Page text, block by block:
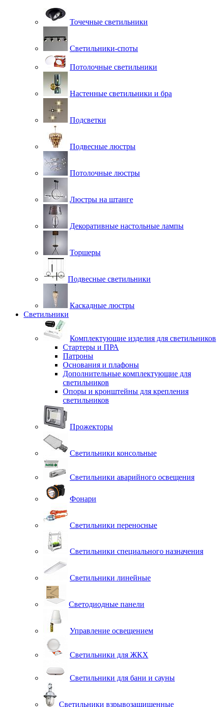
Точечные светильники
Светильники-споты
Потолочные светильники
Настенные светильники и бра
Подсветки
Подвесные люстры
Потолочные люстры
Люстры на штанге
Декоративные настольные лампы
Торшеры
Подвесные светильники
Каскадные люстры
Светильники
Комплектующие изделия для светильников
Стартеры и ПРА
Патроны
Основания и плафоны
Дополнительные комплектующие для
светильников
Опоры и кронштейны для крепления
светильников
Прожекторы
Светильники консольные
Светильники аварийного освещения
Фонари
Светильники переносные
Светильники специального назначения
Светильники линейные
Светодиодные панели
Управление освещением
Светильники для ЖКХ
Светильники для бани и сауны
Светильники взрывозащищенные